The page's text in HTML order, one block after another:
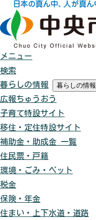
メニュー
検索
暮らしの情報
暮らしの情報
広報ちゅうおう
子育て特設サイト
移住・定住特設サイト
補助金・助成金 一覧
住民票・戸籍
環境・ごみ・ペット
税金
保険・年金
住まい・上下水道・道路